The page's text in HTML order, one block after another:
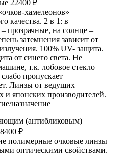
22400 ₽
хамелеонов»
качества. 2 в 1: в
прозрачные, на солнце –
затемнения зависит от
100% UV- защита.
от синего света. Не
т.к. лобовое стекло
пропускает
Линзы от ведущих
и японских производителей.
назначение
(антибликовым)
8400 ₽
полимерные очковые линзы
оптическими свойствами,